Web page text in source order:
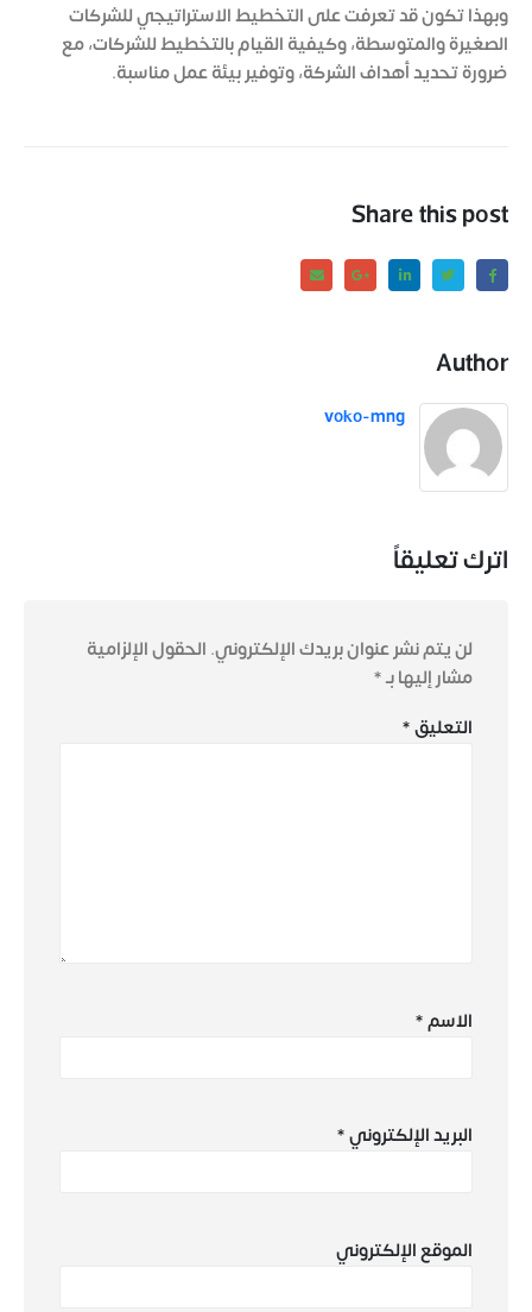
وبهذا تكون قد تعرفت على التخطيط الاستراتيجي للشركات
الصغيرة والمتوسطة، وكيفية القيام بالتخطيط للشركات، مع
ضرورة تحديد أهداف الشركة، وتوفير بيئة عمل مناسبة.
Share this post
Author
voko-mng
اترك تعليقاً
لن يتم نشر عنوان بريدك الإلكتروني. الحقول الإلزامية
مشار إليها بـ*
التعليق*
الاسم*
البريد الإلكتروني*
الموقع الإلكتروني